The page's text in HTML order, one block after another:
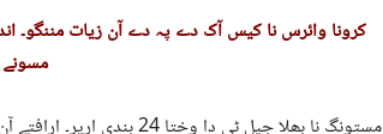
کرونا وائرس نا کیس آک دے پہ دے آن زیات مننگو۔